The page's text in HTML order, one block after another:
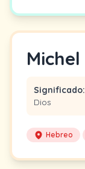
Michel
Significado:
Dios
Hebreo